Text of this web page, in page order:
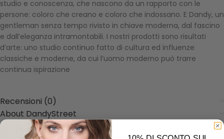
studio e conoscenza, che nascono da un rapporto con le
persone: coloro che creano e coloro che indossano. E Dandy, un
gentleman senza tempo rivisto in chiave moderna, dal fascino
e dall’eleganza intramontabili. I nostri prodotti sono risultati
d’arte: uno studio continuo fatto di cultura ed influenze
classiche e moderne, da cui l’uomo moderno può trarre
continua ispirazione
Recensioni (0)
About DandyStreet
Spedizioni